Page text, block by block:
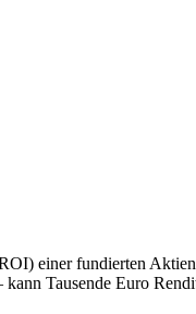
einer fundierten
Tausende Euro